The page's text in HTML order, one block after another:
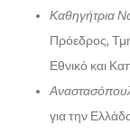
Καθηγήτρια
Πρόεδρος,
Εθνικό και
για την